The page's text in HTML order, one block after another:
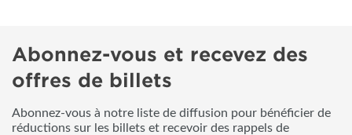
Abonnez-vous et recevez des
offres de billets
Abonnez-vous à notre liste de diffusion pour bénéficier de
réductions sur les billets et recevoir des rappels de